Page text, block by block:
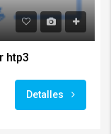
htp3
Detalles